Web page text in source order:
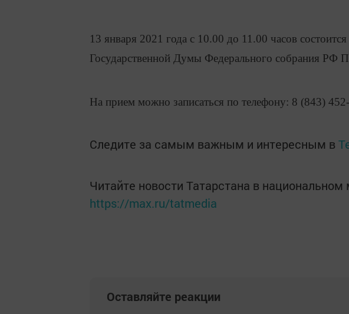
13 января 2021 года с 10.00 до 11.00 часов
Государственной Думы Федерального собрания РФ
На прием можно записаться по телефону: 8 (843)
Следите за самым важным и интересным в
Читайте новости Татарстана в
https://max.ru/tatmedia
Оставляйте реакции